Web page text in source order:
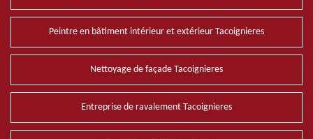
Peintre en bâtiment intérieur et extérieur Tacoignieres
Nettoyage de façade Tacoignieres
Entreprise de ravalement Tacoignieres